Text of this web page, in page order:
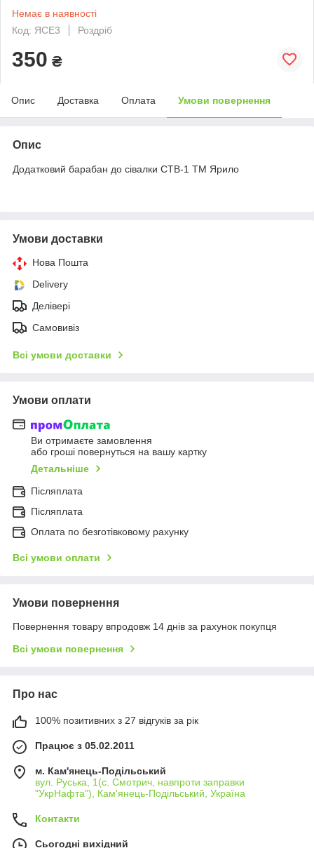
Немає в наявності
Код: ЯСЕ3
Роздріб
350 ₴
Опис Доставка Оплата Умови повернення
Опис
Додатковий барабан до сівалки СТВ-1 ТМ Ярило
Умови доставки
Нова Пошта
Delivery
Делівері
Самовивіз
Всі умови доставки
Умови оплати
Ви отримаєте замовлення
або гроші повернуться на вашу картку
Детальніше
Післяплата
Післяплата
Оплата по безготівковому рахунку
Всі умови оплати
Умови повернення
Повернення товару впродовж 14 днів за рахунок покупця
Всі умови повернення
Про нас
100% позитивних з 27 відгуків за рік
Працює з 05.02.2011
м. Кам'янець-Подільський
вул. Руська, 1(с. Смотрич, навпроти заправки
"УкрНафта"), Кам'янець-Подільський, Україна
Контакти
Сьогодні вихідний